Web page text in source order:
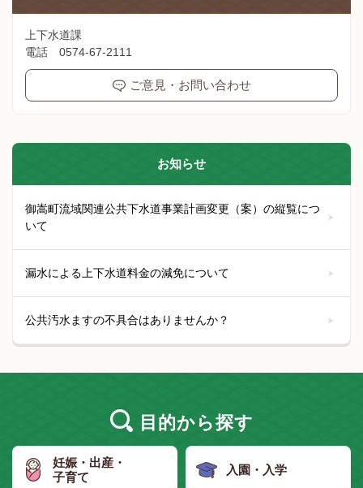
上下水道課
電話 0574-67-2111
ご意見・お問い合わせ
お知らせ
御嵩町流域関連公共下水道事業計画変更（案）の縦覧につ
いて
漏水による上下水道料金の減免について
公共汚水ますの不具合はありませんか？
目的から探す
妊娠・出産・
子育て
入園・入学